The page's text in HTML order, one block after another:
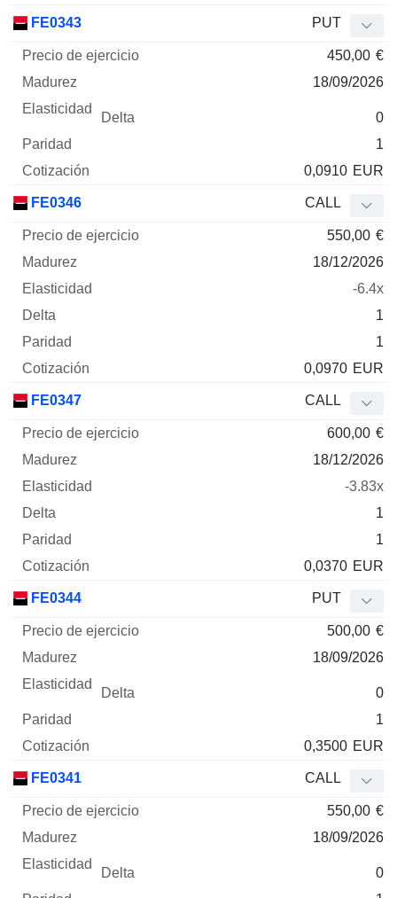
FE0343 PUT
450,00 €
18/09/2026
0
1
0,0910 EUR
FE0346 CALL
550,00 €
18/12/2026
-6.4x
1
1
0,0970 EUR
FE0347 CALL
600,00 €
18/12/2026
-3.83x
1
1
0,0370 EUR
FE0344 PUT
500,00 €
18/09/2026
0
1
0,3500 EUR
FE0341 CALL
550,00 €
18/09/2026
0